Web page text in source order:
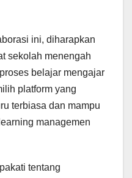
ini, diharapkan
sekolah menengah
belajar mengajar
platform yang
terbiasa dan mampu
managemen
tentang